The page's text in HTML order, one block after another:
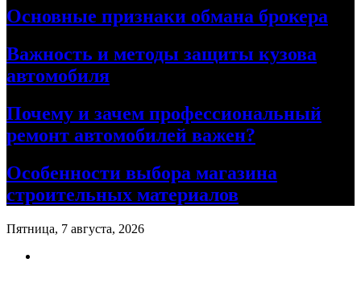
Основные признаки обмана брокера
Важность и методы защиты кузова
автомобиля
Почему и зачем профессиональный
ремонт автомобилей важен?
Особенности выбора магазина
строительных материалов
Пятница, 7 августа, 2026